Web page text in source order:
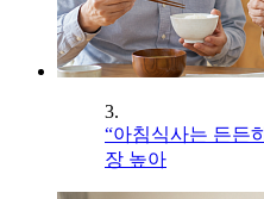
3.
“아침식사는 든든
장 높아